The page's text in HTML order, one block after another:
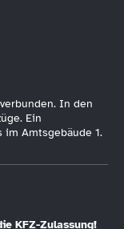
In den
Ein
Amtsgebäude 1.
KFZ-Zulassung!